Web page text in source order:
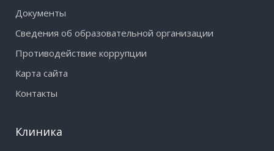
Документы
Сведения об образовательной организации
Противодействие коррупции
Карта сайта
Контакты
Клиника